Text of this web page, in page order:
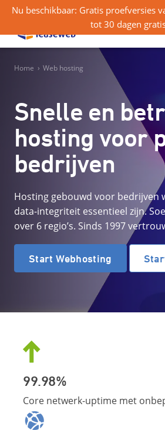
Nu beschikbaar: Gratis proefversies
tot 30 dagen
Home › Web hosting
Snelle en
hosting voor
bedrijven
Hosting gebouwd voor bedrijven
data-integriteit essentieel zijn.
over 6 regio’s. Sinds 1997
Start Webhosting
99.98%
Core netwerk-uptime met